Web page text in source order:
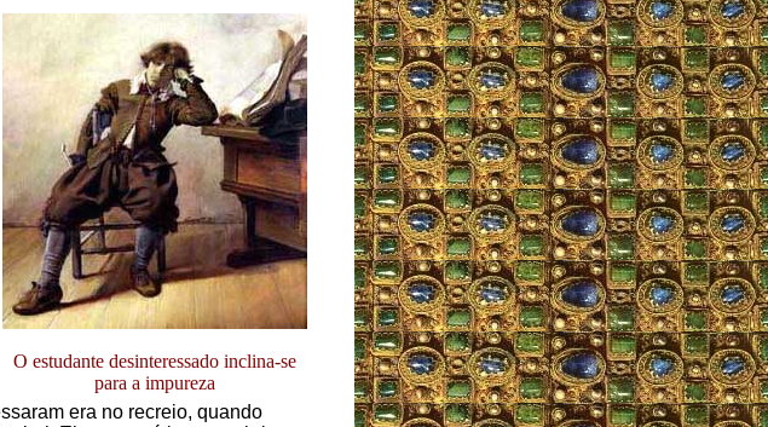
O estudante desinteressado inclina-se
para a impureza
era no recreio, quando